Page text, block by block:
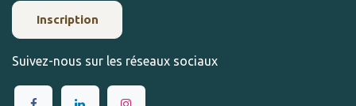
Inscription
Suivez-nous sur les réseaux sociaux